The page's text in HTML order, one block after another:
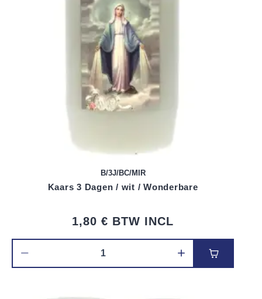
B/3J/BC/MIR
Kaars 3 Dagen / wit / Wonderbare
1,80 € BTW INCL
Voeg toe